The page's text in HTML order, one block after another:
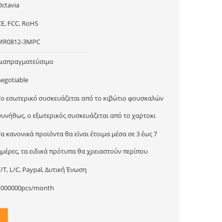
FCC, RoHS
3MPC
εσωτερικό συσκευάζεται από το κιβώτιο φουσκαλών
ο εξωτερικός συσκευάζεται από το χαρτοκι
κανονικά προϊόντα θα είναι έτοιμα μέσα σε 3 έως 7
τα ειδικά πρότυπα θα χρειαστούν περίπου
T, L/C, Paypal, Δυτική Ένωση
month